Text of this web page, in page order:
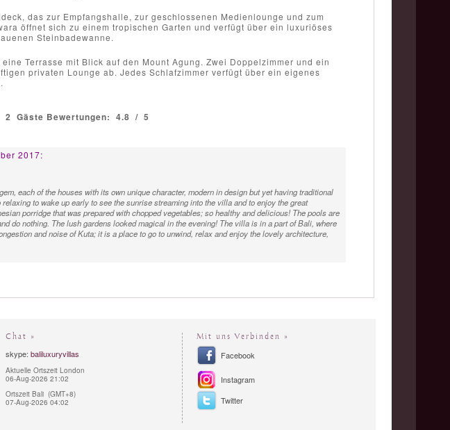
das zur Empfangshalle, zur geschlossenen Medienlounge und zum
öffnet sich zu einem tropischen Garten und verfügt über ein luxuriöses
Steinbadewanne.
Terrasse mit Blick auf den Mount Agung. Zwei Doppelzimmer und ein
privaten Lounge ab. Jedes Schlafzimmer verfügt über ein eigenes
2 Gäste Bewertungen: 4.8 / 5
2017:
each of the houses with its own unique character, modern in design but yet having traditional
to wake up early to see the sunrise streaming into the villa and to enjoy the great
porridge that was prepared with chopped vegetables; so healthy and delicious! The pools are
do nothing. The lush gardens looked magical in the evening! The villa is in a part of Bali, where
and noise of Kuta; it is a place to go to unwind, relax and enjoy the lovely architecture,
Chat »
skype: baliluxuryvillas
Aktuelle Ortszeit London
06-Aug-2026 21:02
Ortszeit Bali (GMT+8)
07-Aug-2026 04:02
Mit uns Verbinden »
Facebook
Instagram
Twitter